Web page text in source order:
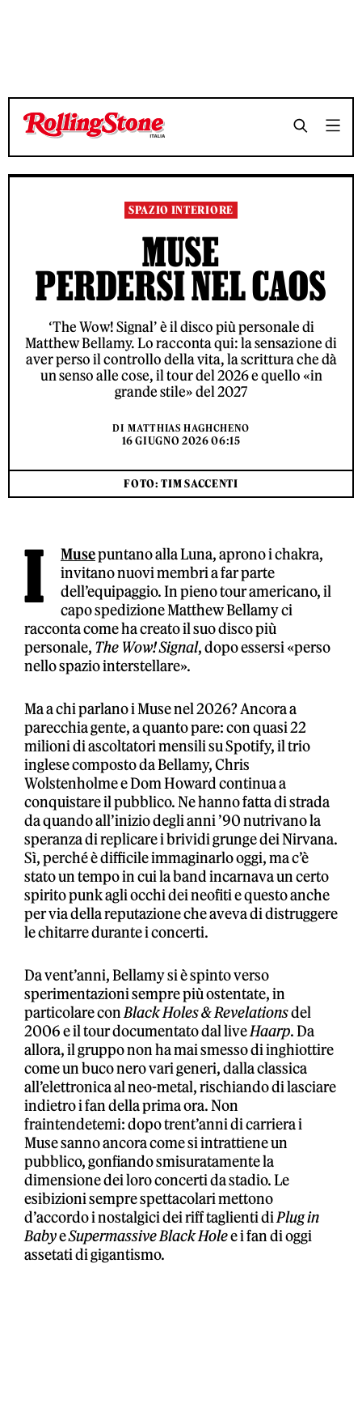
TEMPO DI LETTURA 16 MINUTI SHARE
TEMPO DI LETTURA 16 MINUTI SHARE
SPAZIO INTERIORE
MUSE
PERDERSI NEL CAOS
‘The Wow! Signal’ è il disco più personale di
Matthew Bellamy. Lo racconta qui: la sensazione di
aver perso il controllo della vita, la scrittura che dà
un senso alle cose, il tour del 2026 e quello «in
grande stile» del 2027
DI MATTHIAS HAGHCHENO
16 GIUGNO 2026 06:15
FOTO: TIM SACCENTI
I Musepuntano alla Luna, aprono i chakra,
invitano nuovi membri a far parte
dell’equipaggio. In pieno tour americano, il
capo spedizione Matthew Bellamy ci
racconta come ha creato il suo disco più
personale, The Wow! Signal, dopo essersi «perso
nello spazio interstellare».
Ma a chi parlano i Muse nel 2026? Ancora a
parecchia gente, a quanto pare: con quasi 22
milioni di ascoltatori mensili su Spotify, il trio
inglese composto da Bellamy, Chris
Wolstenholme e Dom Howard continua a
conquistare il pubblico. Ne hanno fatta di strada
da quando all’inizio degli anni ’90 nutrivano la
speranza di replicare i brividi grunge dei Nirvana.
Sì, perché è difficile immaginarlo oggi, ma c’è
stato un tempo in cui la band incarnava un certo
spirito punk agli occhi dei neofiti e questo anche
per via della reputazione che aveva di distruggere
le chitarre durante i concerti.
Da vent’anni, Bellamy si è spinto verso
sperimentazioni sempre più ostentate, in
particolare conBlack Holes & Revelationsdel
2006 e il tour documentato dal liveHaarp. Da
allora, il gruppo non ha mai smesso di inghiottire
come un buco nero vari generi, dalla classica
all’elettronica al neo-metal, rischiando di lasciare
indietro i fan della prima ora. Non
fraintendetemi: dopo trent’anni di carriera i
Muse sanno ancora come si intrattiene un
pubblico, gonfiando smisuratamente la
dimensione dei loro concerti da stadio. Le
esibizioni sempre spettacolari mettono
d’accordo i nostalgici dei riff taglienti diPlug in
BabyeSupermassive Black Holee i fan di oggi
assetati di gigantismo.